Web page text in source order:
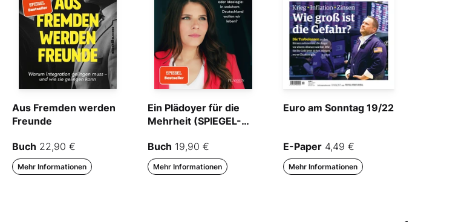
Aus Fremden werden
Freunde
Buch 22,90 €
Mehr Informationen
Ein Plädoyer für die
Mehrheit (SPIEGEL-
Buch 19,90 €
Mehr Informationen
Euro am Sonntag 19/22
E-Paper 4,49 €
Mehr Informationen